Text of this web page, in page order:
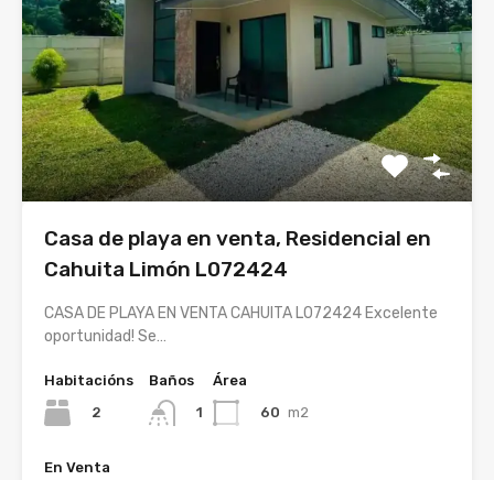
Casa de playa en venta, Residencial en
Cahuita Limón L072424
CASA DE PLAYA EN VENTA CAHUITA L072424 Excelente
oportunidad! Se…
Habitacións
2
Baños
1
Área
60 m2
En Venta